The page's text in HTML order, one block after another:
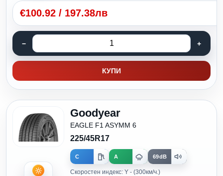
€100.92 / 197.38лв
КУПИ
Goodyear
EAGLE F1 ASYMM 6
225/45R17
C A 69dB
Скоростен индекс: Y - (300км/ч.)